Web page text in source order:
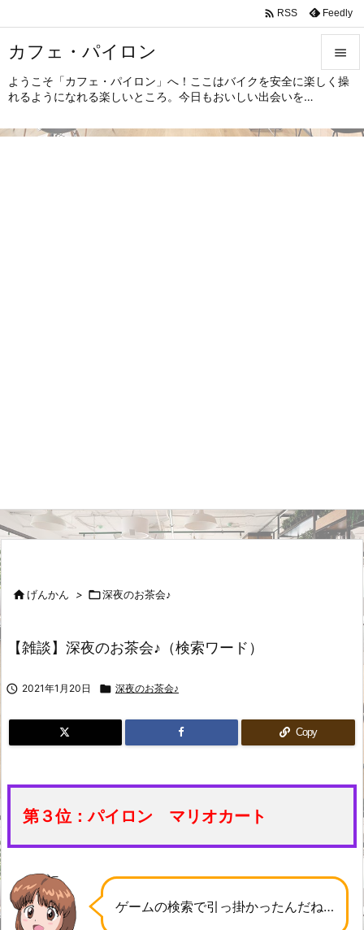
カフェ・パイロン
ようこそ「カフェ・パイロン」へ！ここはバイクを安全に楽しく操
れるようになれる楽しいところ。今日もおいしい出会いを…



 RSS Feedly
げんかん > 深夜のお茶会♪
【雑談】深夜のお茶会♪（検索ワード）
 2021年1月20日  深夜のお茶会♪
Copy
第３位：パイロン マリオカート
ゲームの検索で引っ掛かったんだね…